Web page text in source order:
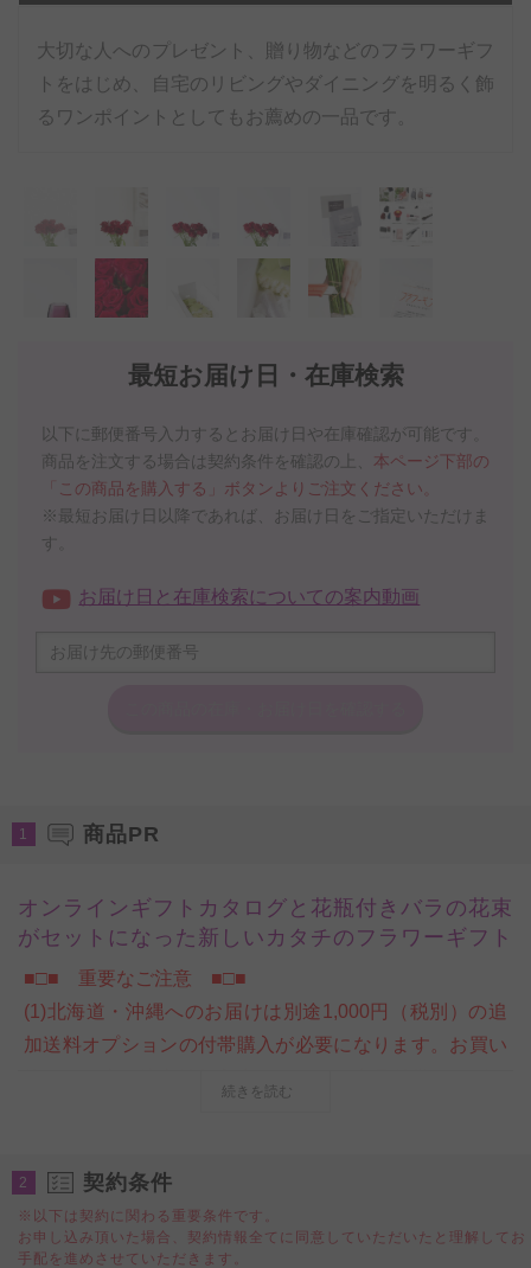
最短お届け日・在庫検索
以下に郵便番号入力するとお届け日や在庫確認が可能です。
商品を注文する場合は契約条件を確認の上、 本ページ下部の
「この商品を購入する」ボタンよりご注文ください。
※最短お届け日以降であれば、お届け日をご指定いただけま
す。
お届け日と在庫検索についての案内動画
大切な人へのプレゼント、贈り物などのフラワーギフ
トをはじめ、自宅のリビングやダイニングを明るく飾
るワンポイントとしてもお薦めの一品です。
1 商品PR
オンラインギフトカタログと花瓶付きバラの花束
がセットになった新しいカタチのフラワーギフト
■□■ 重要なご注意 ■□■
(1)北海道・沖縄へのお届けは別途1,000円（税別）の追
加送料オプションの付帯購入が必要になります。お買い
の追加変更をさせていただきます。
ビジネスフラワー®厳選のオンラインギフト（ギフトカ
続きを読む
2 契約条件
※以下は契約に関わる重要条件です。
お申し込み頂いた場合、契約情報全てに同意していただいたと理解してお
手配を進めさせていただきます。